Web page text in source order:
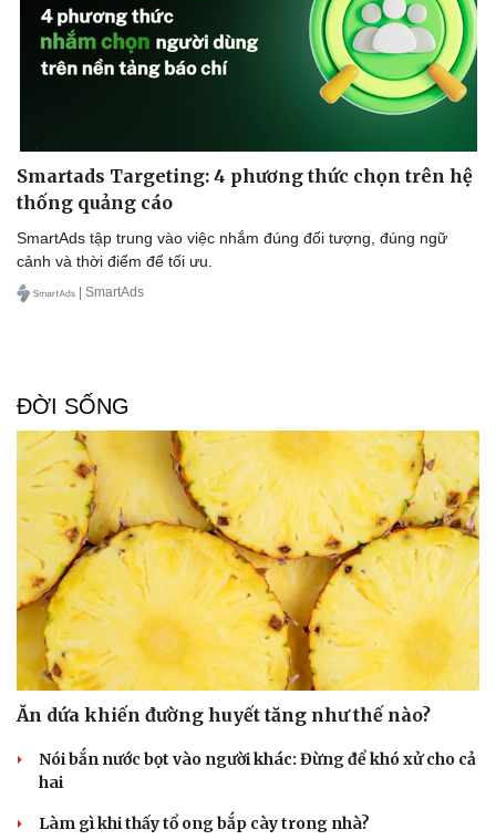
Smartads Targeting: 4 phương thức chọn trên hệ
thống quảng cáo
SmartAds tập trung vào việc nhắm đúng đối tượng, đúng ngữ
cảnh và thời điểm để tối ưu.
| SmartAds
ĐỜI SỐNG
Ăn dứa khiến đường huyết tăng như thế nào?
Nói bắn nước bọt vào người khác: Đừng để khó xử cho cả
hai
Làm gì khi thấy tổ ong bắp cày trong nhà?